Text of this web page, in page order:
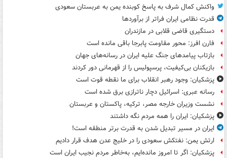
واکنش کمال شرف به پاسخ کوبنده یمن به عربستان سعودی
قدرت نظامی ایران فراتر از برآوردها
دستگیری قاضی قلابی در مازندران
فارن افرز: محور مقاومت پابرجا باقی مانده است
بازتاب پیامدهای جنگ علیه ایران در رسانه‌های جهان
بازیکنان بی‌کیفیت، پرسپولیس را از قهرمانی دور کردند
پزشکیان: وجود رهبر انقلاب برای ما نقطه قوت است
رسانه عبری: اسرائیل دچار ناترازی برق شده است
نشست وزیران خارجه مصر، ترکیه، پاکستان و عربستان
پزشکیان: ایران را همه مردم نگه داشتند
ایران در مسیر تبدیل شدن به قدرت برتر منطقه است!
ارتش یمن: نفتکش سعودی را در خلیج عدن هدف قرار دادیم
پزشکیان: اگر تا امروز مانده‌ایم، به‌خاطر مردم نجیب ایران است